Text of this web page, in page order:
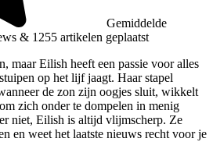
Gemiddelde
& 1255 artikelen geplaatst
maar Eilish heeft een passie voor alles
op het lijf jaagt. Haar stapel
de zon zijn oogjes sluit, wikkelt
zich onder te dompelen in menig
niet, Eilish is altijd vlijmscherp. Ze
en weet het laatste nieuws recht voor je